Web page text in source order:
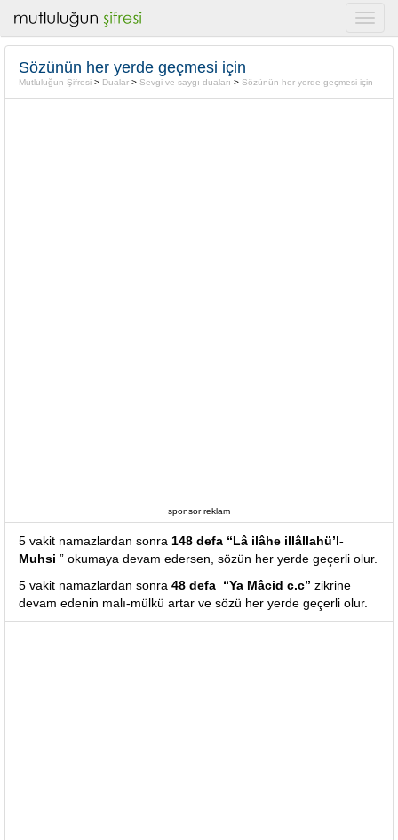
Sözünün her yerde geçmesi için
Mutluluğun Şifresi > Dualar > Sevgi ve saygı duaları > Sözünün her yerde geçmesi için
sponsor reklam
5 vakit namazlardan sonra 148 defa “Lâ ilâhe illâllahü’l-
Muhsi ” okumaya devam edersen, sözün her yerde geçerli olur.
5 vakit namazlardan sonra 48 defa “Ya Mâcid c.c” zikrine
devam edenin malı-mülkü artar ve sözü her yerde geçerli olur.